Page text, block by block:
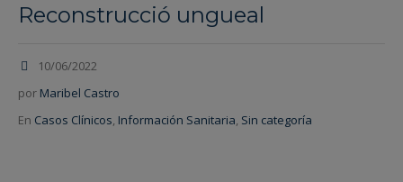
Reconstrucció ungueal
10/06/2022
por Maribel Castro
En Casos Clínicos, Información Sanitaria, Sin categoría